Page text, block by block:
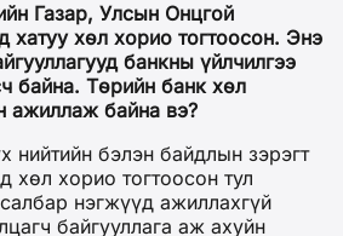
Газар, Улсын Онцгой
хатуу хөл хорио тогтоосон. Энэ
банкны үйлчилгээ
байна. Төрийн банк хөл
ажиллаж байна вэ?
бэлэн байдлын зэрэгт
хөл хорио тогтоосон тул
нэгжүүд ажиллахгүй
байгууллага аж ахуйн